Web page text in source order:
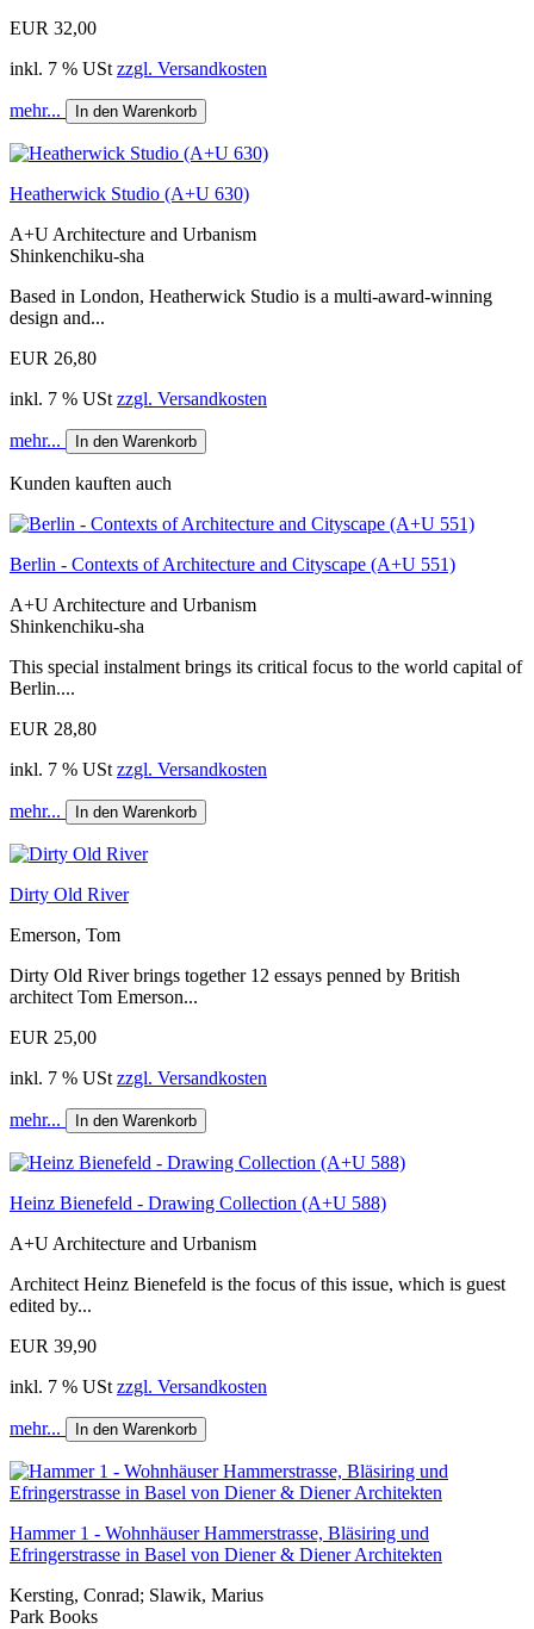
EUR 32,00
inkl. 7 % USt zzgl. Versandkosten
mehr... In den Warenkorb
Heatherwick Studio (A+U 630)
A+U Architecture and Urbanism
Shinkenchiku-sha
Based in London, Heatherwick Studio is a multi-award-winning
design and...
EUR 26,80
inkl. 7 % USt zzgl. Versandkosten
mehr... In den Warenkorb
Kunden kauften auch
Berlin - Contexts of Architecture and Cityscape (A+U 551)
A+U Architecture and Urbanism
Shinkenchiku-sha
This special instalment brings its critical focus to the world capital of
Berlin....
EUR 28,80
inkl. 7 % USt zzgl. Versandkosten
mehr... In den Warenkorb
Dirty Old River
Emerson, Tom
Dirty Old River brings together 12 essays penned by British
architect Tom Emerson...
EUR 25,00
inkl. 7 % USt zzgl. Versandkosten
mehr... In den Warenkorb
Heinz Bienefeld - Drawing Collection (A+U 588)
A+U Architecture and Urbanism
Architect Heinz Bienefeld is the focus of this issue, which is guest
edited by...
EUR 39,90
inkl. 7 % USt zzgl. Versandkosten
mehr... In den Warenkorb
Hammer 1 - Wohnhäuser Hammerstrasse, Bläsiring und
Efringerstrasse in Basel von Diener & Diener Architekten
Kersting, Conrad; Slawik, Marius
Park Books